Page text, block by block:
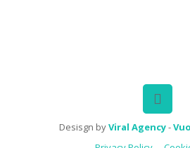
Desisgn byViral Agency-